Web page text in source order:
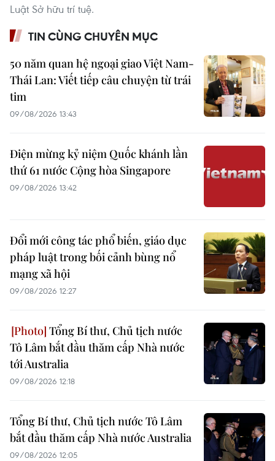
Luật Sở hữu trí tuệ.
TIN CÙNG CHUYÊN MỤC
50 năm quan hệ ngoại giao Việt Nam-
Thái Lan: Viết tiếp câu chuyện từ trái
tim
09/08/2026 13:43
Điện mừng kỷ niệm Quốc khánh lần
thứ 61 nước Cộng hòa Singapore
09/08/2026 13:42
Đổi mới công tác phổ biến, giáo dục
pháp luật trong bối cảnh bùng nổ
mạng xã hội
09/08/2026 12:27
Tổng Bí thư, Chủ tịch nước
Tô Lâm bắt đầu thăm cấp Nhà nước
tới Australia
09/08/2026 12:18
Tổng Bí thư, Chủ tịch nước Tô Lâm
bắt đầu thăm cấp Nhà nước Australia
09/08/2026 12:05